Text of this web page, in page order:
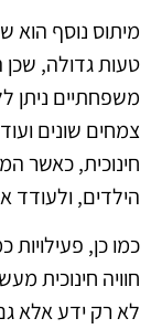
מיתוס נוסף הוא
טעות גדולה,
משפחתיים ניתן
צמחים שונים
חינוכית, כאשר
הילדים,
כמו כן, פעילויות
חוויה חינוכית
לא רק ידע אלא גם